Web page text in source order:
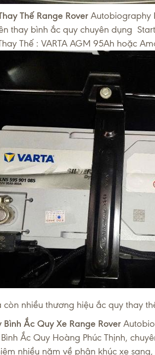
Thế Range Rover Autobiography
thay bình ắc quy chuyên dụng
Thế : VARTA AGM 95Ah hoặc
còn nhiều thương hiệu ắc quy thay
Bình Ắc Quy Xe Range Rover
Ắc Quy Hoàng Phúc Thịnh,
nhiều năm về phân khúc xe